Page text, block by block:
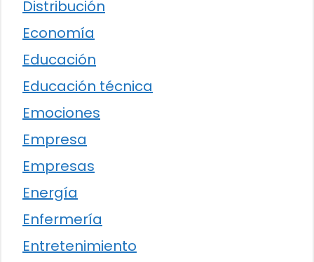
Distribución
Economía
Educación
Educación técnica
Emociones
Empresa
Empresas
Energía
Enfermería
Entretenimiento